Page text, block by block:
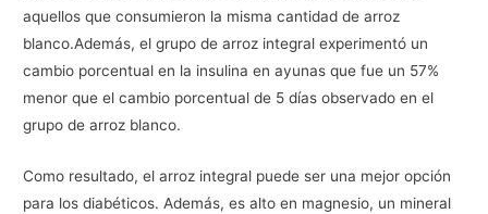
aquellos que consumieron la misma cantidad de arroz
blanco.Además, el grupo de arroz integral experimentó un
cambio porcentual en la insulina en ayunas que fue un 57%
menor que el cambio porcentual de 5 días observado en el
grupo de arroz blanco.
Como resultado, el arroz integral puede ser una mejor opción
para los diabéticos. Además, es alto en magnesio, un mineral